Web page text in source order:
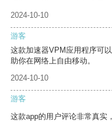
2024-10-10
游客
这款加速器VPM应用程序可
助你在网络上自由移动。
2024-10-10
游客
这款app的用户评论非常真实